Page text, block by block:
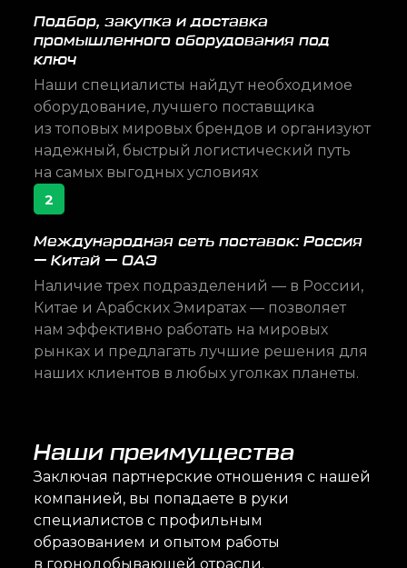
Подбор, закупка и доставка
промышленного оборудования под
ключ
Наши специалисты найдут необходимое
оборудование, лучшего поставщика
из топовых мировых брендов и организуют
надежный, быстрый логистический путь
на самых выгодных условиях
2
Международная сеть поставок: Россия
— Китай — ОАЭ
Наличие трех подразделений — в России,
Китае и Арабских Эмиратах — позволяет
нам эффективно работать на мировых
рынках и предлагать лучшие решения для
наших клиентов в любых уголках планеты.
Наши преимущества
Заключая партнерские отношения с нашей
компанией, вы попадаете в руки
специалистов с профильным
образованием и опытом работы
в горнодобывающей отрасли.